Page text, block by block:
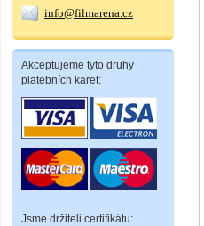
info@filmarena.cz
Akceptujeme tyto druhy
platebních karet:
Jsme držiteli certifikátu: